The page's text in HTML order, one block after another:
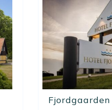
Fjordgaarden